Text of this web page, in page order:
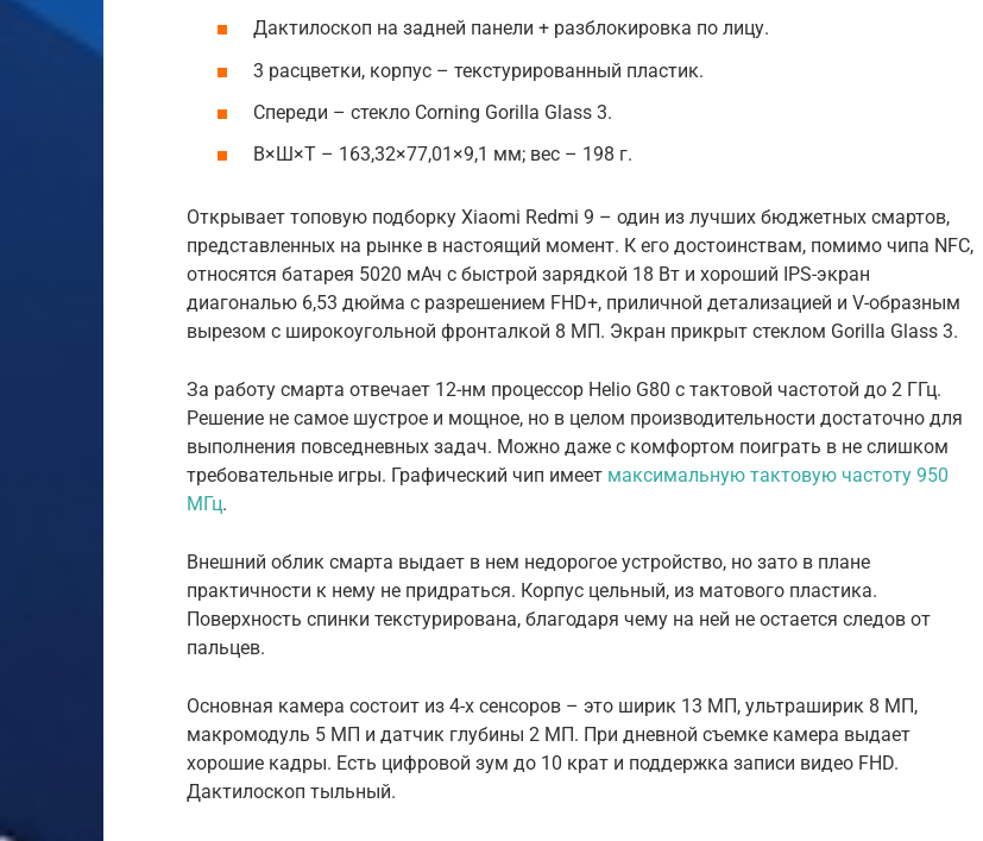
Дактилоскоп на задней панели + разблокировка по лицу.
3 расцветки, корпус – текстурированный пластик.
Спереди – стекло Corning Gorilla Glass 3.
В×Ш×Т – 163,32×77,01×9,1 мм; вес – 198 г.
Открывает топовую подборку Xiaomi Redmi 9 – один из лучших бюджетных смартов,
представленных на рынке в настоящий момент. К его достоинствам, помимо чипа NFC,
относятся батарея 5020 мАч с быстрой зарядкой 18 Вт и хороший IPS-экран
диагональю 6,53 дюйма с разрешением FHD+, приличной детализацией и V-образным
вырезом с широкоугольной фронталкой 8 МП. Экран прикрыт стеклом Gorilla Glass 3.
За работу смарта отвечает 12-нм процессор Helio G80 с тактовой частотой до 2 ГГц.
Решение не самое шустрое и мощное, но в целом производительности достаточно для
выполнения повседневных задач. Можно даже с комфортом поиграть в не слишком
требовательные игры. Графический чип имеет максимальную тактовую частоту 950
МГц.
Внешний облик смарта выдает в нем недорогое устройство, но зато в плане
практичности к нему не придраться. Корпус цельный, из матового пластика.
Поверхность спинки текстурирована, благодаря чему на ней не остается следов от
пальцев.
Основная камера состоит из 4-х сенсоров – это ширик 13 МП, ультраширик 8 МП,
макромодуль 5 МП и датчик глубины 2 МП. При дневной съемке камера выдает
хорошие кадры. Есть цифровой зум до 10 крат и поддержка записи видео FHD.
Дактилоскоп тыльный.